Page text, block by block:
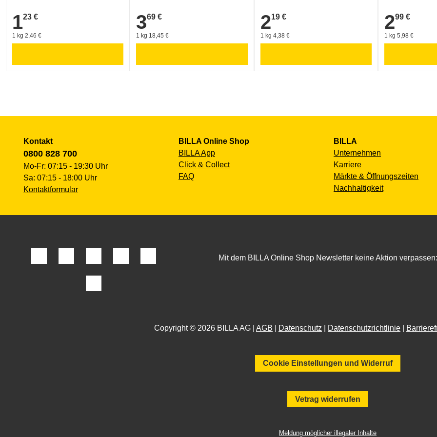
1,23 €
123 €
1 kg 2,46 €
3,69 €
369 €
1 kg 18,45 €
2,19 €
219 €
1 kg 4,38 €
2,99 €
299 €
1 kg 5,98 €
Kontakt
0800 828 700
Mo-Fr: 07:15 - 19:30 Uhr
Sa: 07:15 - 18:00 Uhr
Kontaktformular
BILLA Online Shop
BILLA App
Click & Collect
FAQ
BILLA
Unternehmen
Karriere
Märkte & Öffnungszeiten
Nachhaltigkeit
Mit dem BILLA Online Shop Newsletter keine Aktion verpassen:
Copyright © 2026 BILLA AG | AGB Datenschutz Datenschutzrichtlinie
Cookie Einstellungen und Widerruf
Vetrag widerrufen
Meldung möglicher illegaler Inhalte